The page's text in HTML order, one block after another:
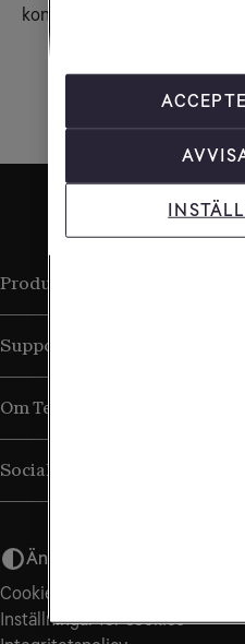
kontakt med oss, kan du
Kontakta
Produkter och tjänster
Support
Om Tele2
Sociala medier
Ändra utseende
Cookiepolicy
Inställningar för cookies